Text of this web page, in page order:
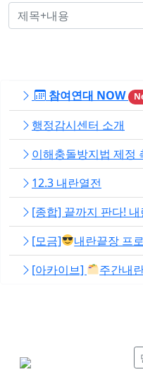
참여연대 NOW
행정감시센터 소개
이해충돌방지법 제정
12.3 내란열전
[종합] 끝까지 판다!
[모금]
내란끝장 프
[아카이브]
주간내